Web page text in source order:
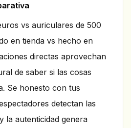
vs auriculares de 500
en tienda vs hecho en
directas aprovechan
de saber si las cosas
Se honesto con tus
detectan las
la autenticidad genera